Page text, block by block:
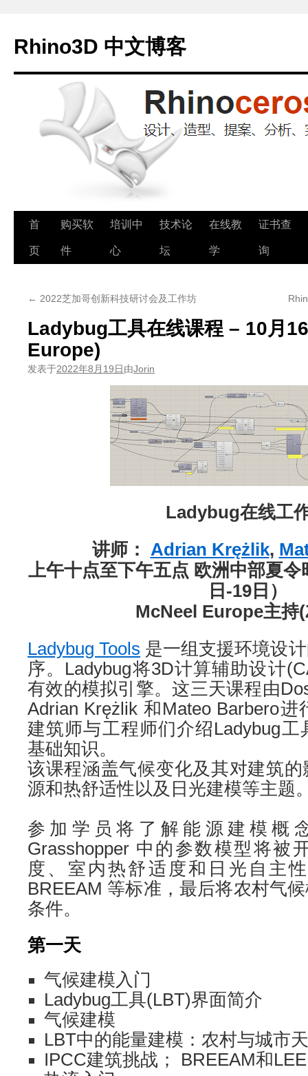
Rhino3D 中文博客
跳
至
首
页
购买软
件
培训中
心
技术论
坛
在线教
学
证书查
询
← 2022芝加哥创新科技研讨会及工作坊
Ladybug工具在线课程 – 10月
Europe)
发表于2022年8月19日由Jorin
Ladybug在线工
讲师： Adrian Krężlik,
上午十点至下午五点 欧洲中部夏令
日-19日）
McNeel Europe主持
Ladybug Tools 是一组支援环境设
序。Ladybug将3D计算辅助设计
有效的模拟引擎。这三天课程由
Adrian Krężlik 和Mateo Barbero
建筑师与工程师们介绍Ladybug
基础知识。
该课程涵盖气候变化及其对建筑
源和热舒适性以及日光建模等主题
参加学员将了解能源建模概
Grasshopper 中的参数模型将被
度、室内热舒适度和日光自主
BREEAM 等标准，最后将农村气
条件。
第一天
气候建模入门
Ladybug工具(LBT)界面简介
气候建模
LBT中的能量建模：农村与城市
IPCC建筑挑战； BREEAM和